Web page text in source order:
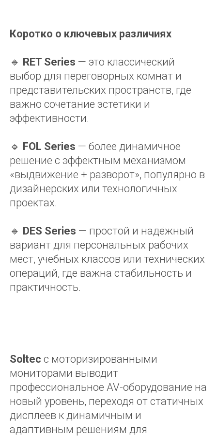
Коротко о ключевых различиях
🔹 RET Series — это классический
выбор для переговорных комнат и
представительских пространств, где
важно сочетание эстетики и
эффективности.
🔹 FOL Series — более динамичное
решение с эффектным механизмом
«выдвижение + разворот», популярно в
дизайнерских или технологичных
проектах.
🔹 DES Series — простой и надёжный
вариант для персональных рабочих
мест, учебных классов или технических
операций, где важна стабильность и
практичность.
Soltec с моторизированными
мониторами выводит
профессиональное AV-оборудование на
новый уровень, переходя от статичных
дисплеев к динамичным и
адаптивным решениям для